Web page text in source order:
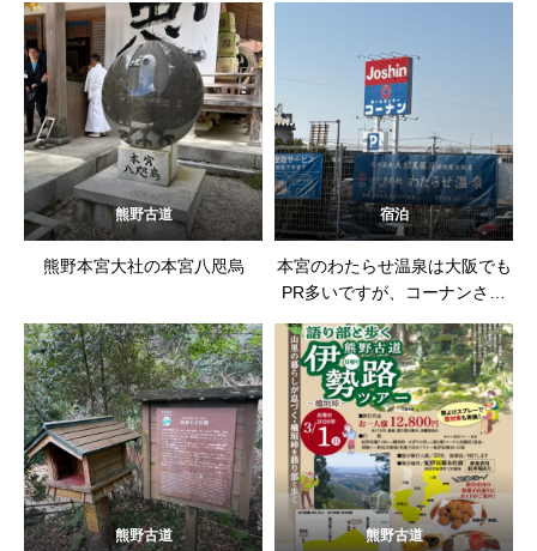
熊野古道
熊野本宮大社の本宮八咫烏
宿泊
本宮のわたらせ温泉は大阪でも
PR多いですが、コーナンさん
熊野古道 熊野古道